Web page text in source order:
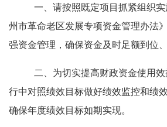
一、请按照既定项目抓紧组织
州市革命老区发展专项资金管理办法
强资金管理，确保资金及时足额到位、
二、为切实提高财政资金使用
行中对照绩效目标做好绩效监控和绩
确保年度绩效目标如期实现。